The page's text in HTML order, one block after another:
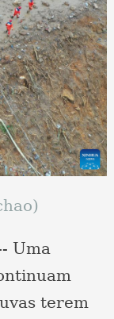
Uma
terem